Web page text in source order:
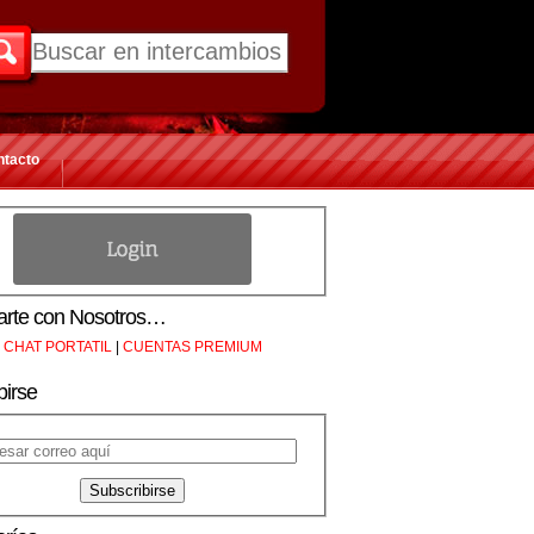
con Nosotros…
CHAT PORTATIL | CUENTAS PREMIUM